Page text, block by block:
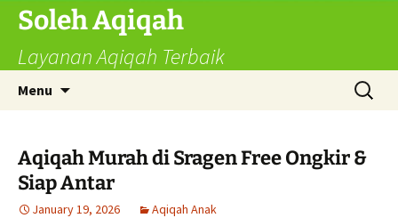
Skip
content
Soleh Aqiqah
Layanan Aqiqah Terbaik
Menu
Search
for:
Aqiqah Murah di Sragen Free Ongkir &
Siap Antar
January 19, 2026 Aqiqah Anak